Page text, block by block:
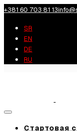
+381 60 703 81 13
SR
EN
DE
RU
Toggle
Стартовая